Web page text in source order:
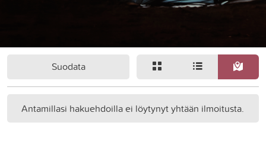
Suodata
Antamillasi hakuehdoilla ei löytynyt yhtään ilmoitusta.